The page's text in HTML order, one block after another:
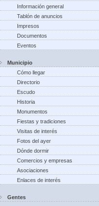
Información general
Tablón de anuncios
Impresos
Documentos
Eventos
Municipio
Cómo llegar
Directorio
Escudo
Historia
Monumentos
Fiestas y tradiciones
Visitas de interés
Fotos del ayer
Dónde dormir
Comercios y empresas
Asociaciones
Enlaces de interés
Gentes